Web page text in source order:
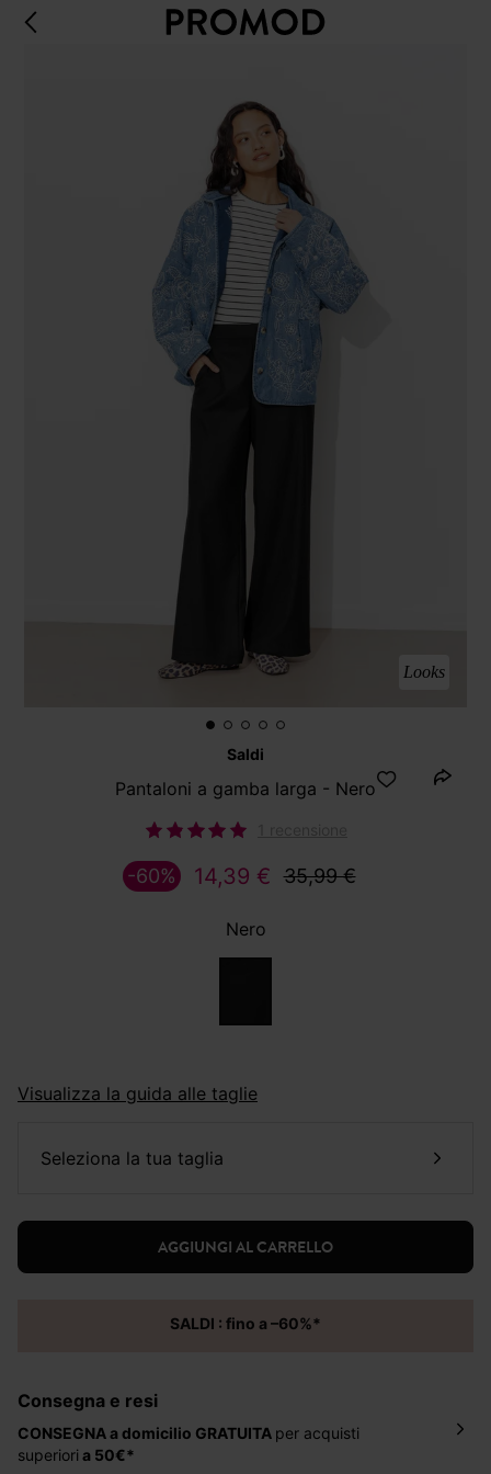
Looks
Saldi
Pantaloni a gamba larga - Nero
14,39 € 35,99 €
-60%
Nero
Visualizza la guida alle taglie
seleziona la tua taglia
AGGIUNGI AL CARRELLO
SALDI : fino a –60%*
Consegna e resi
CONSEGNA a domicilio GRATUITA per acquisti
superiori a 50€*